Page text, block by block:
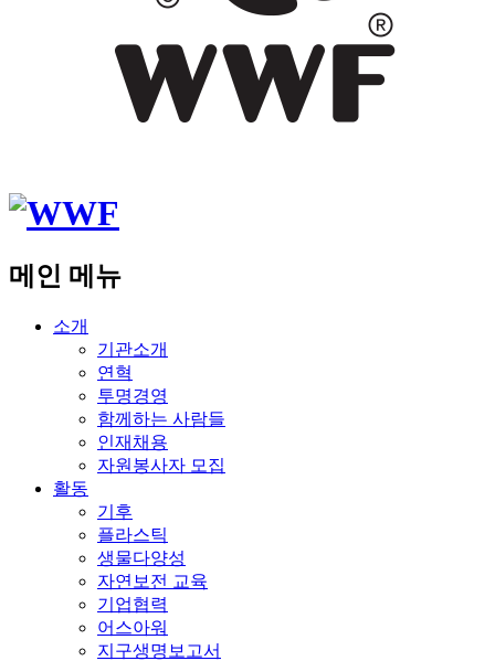
메인 메뉴
소개
기관소개
연혁
투명경영
함께하는 사람들
인재채용
자원봉사자 모집
활동
기후
플라스틱
생물다양성
자연보전 교육
기업협력
어스아워
지구생명보고서